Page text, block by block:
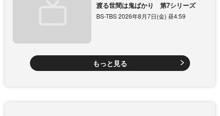
渡る世間は鬼ばかり 第7シリーズ
BS-TBS 2026年8月7日(金) 昼4:59
もっと見る